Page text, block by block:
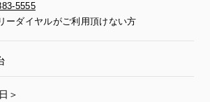
5555
ーダイヤルがご利用頂けない方
＞